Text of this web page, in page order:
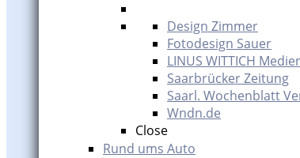
Design Zimmer
Fotodesign Sauer
LINUS WITTICH
Saarbrücker Zeitung
Saarl. Wochenblatt
Wndn.de
Close
Rund ums Auto